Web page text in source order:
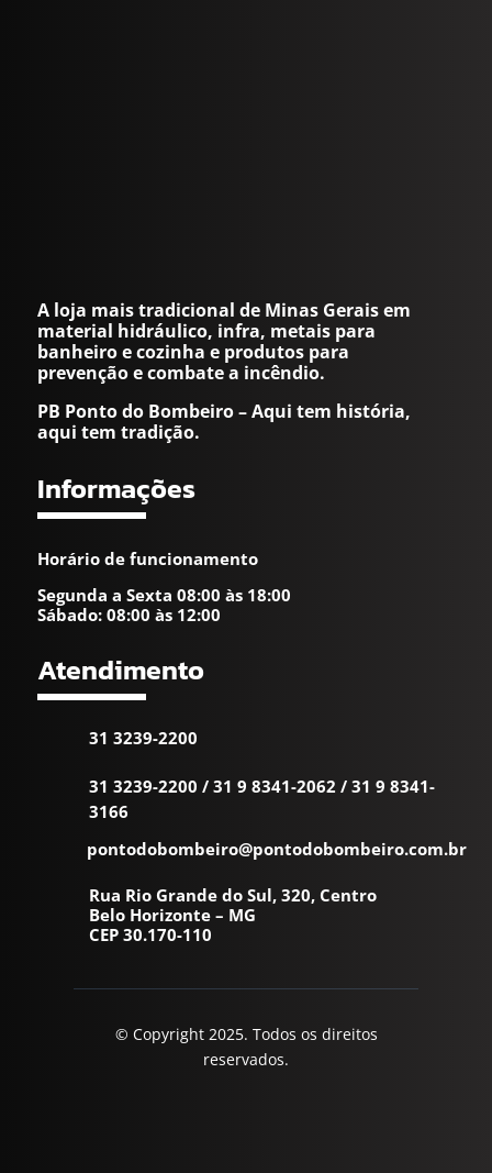
A loja mais tradicional de Minas Gerais em
material hidráulico, infra, metais para
banheiro e cozinha e produtos para
prevenção e combate a incêndio.
PB Ponto do Bombeiro – Aqui tem história,
aqui tem tradição.
Informações
Horário de funcionamento
Segunda a Sexta 08:00 às 18:00
Sábado: 08:00 às 12:00
Atendimento
31 3239-2200
31 3239-2200 / 31 9 8341-2062 / 31 9 8341-
3166
pontodobombeiro@pontodobombeiro.com.br
Rua Rio Grande do Sul, 320, Centro
Belo Horizonte – MG
CEP 30.170-110
© Copyright 2025. Todos os direitos
reservados.